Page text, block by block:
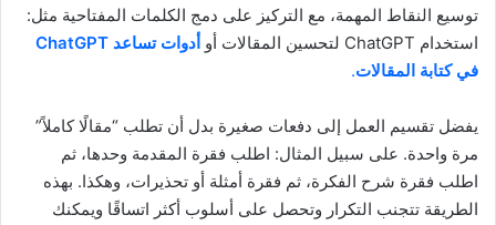
توسيع النقاط المهمة، مع التركيز على دمج الكلمات المفتاحية مثل:
استخدام ChatGPT لتحسين المقالات أو
أدوات تساعد ChatGPT
في كتابة المقالات.
يفضل تقسيم العمل إلى دفعات صغيرة بدل أن تطلب “مقالًا كاملاً”
مرة واحدة. على سبيل المثال: اطلب فقرة المقدمة وحدها، ثم
اطلب فقرة شرح الفكرة، ثم فقرة أمثلة أو تحذيرات، وهكذا. بهذه
الطريقة تتجنب التكرار وتحصل على أسلوب أكثر اتساقًا ويمكنك